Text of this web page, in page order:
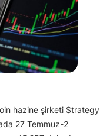
hazine şirketi Strategy
27 Temmuz-2